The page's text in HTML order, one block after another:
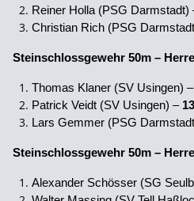
Reiner Holla (PSG Darmstadt)
Christian Rich (PSG
Steinschlossgewehr 50m –
Thomas Klaner (SV Usingen) –
Patrick Veidt (SV Usingen) –
Lars Gemmer (PSG
Steinschlossgewehr 50m –
Alexander Schösser (SG